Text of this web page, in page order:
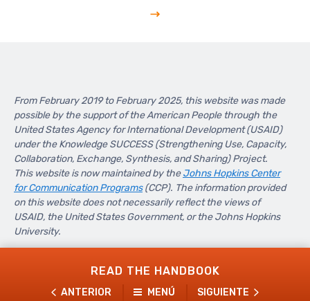
READ THE HANDBOOK
ANTERIOR MENÚ SIGUIENTE
From February 2019 to February 2025, this website was made
possible by the support of the American People through the
United States Agency for International Development (USAID)
under the Knowledge SUCCESS (Strengthening Use, Capacity,
Collaboration, Exchange, Synthesis, and Sharing) Project.
This website is now maintained by theJohns Hopkins Center
for Communication Programs(CCP). The information provided
on this website does not necessarily reflect the views of
USAID, the United States Government, or the Johns Hopkins
University.